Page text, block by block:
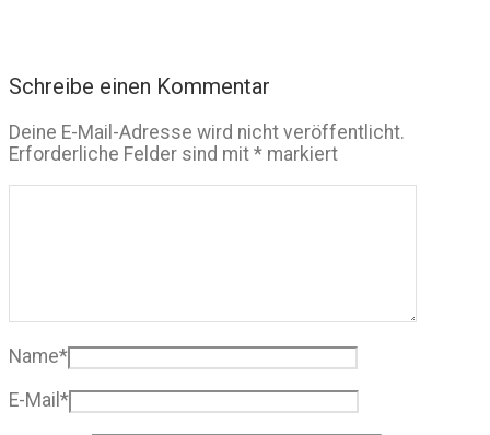
Schreibe einen Kommentar
Deine E-Mail-Adresse wird nicht veröffentlicht.
Erforderliche Felder sind mit * markiert
Name*
E-Mail *